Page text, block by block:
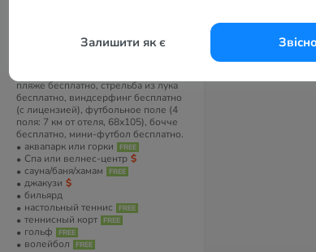
Залишити як є
теннисного корта платно, уроки
тенниса платно, игровые автоматы
пляже бесплатно, стрельба из лука
бесплатно, виндсерфинг бесплатно
(с лицензией), футбольное поле (4
поля: 7 км от отеля, 68x105), бочче
бесплатно, мини-футбол бесплатно.
аквапарк или горки
Спа или велнес-центр
сауна/баня/хамам
джакузи
бильярд
настольный теннис
теннисный корт
гольф
волейбол